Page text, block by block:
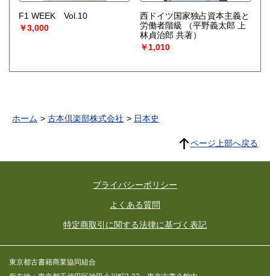
F1 WEEK Vol.10
￥3,000
西ドイツ国家独占資本主義と
労働者階級
（平野義太郎 上
林貞治郎 共著）
￥1,010
ホーム 古本倶楽部株式会社 日本史
ページ上部へ戻る
プライバシーポリシー
よくある質問
特定商取引に関する法律に基づく表記
東京都古書籍商業協同組合